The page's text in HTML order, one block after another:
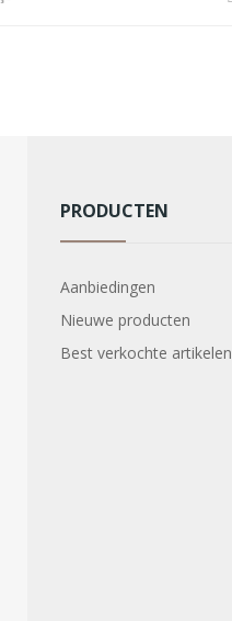
PRODUCTEN
Aanbiedingen
Nieuwe producten
Best verkochte artikelen